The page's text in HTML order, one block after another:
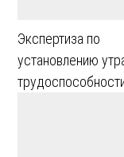
Экспертиза по
установлению